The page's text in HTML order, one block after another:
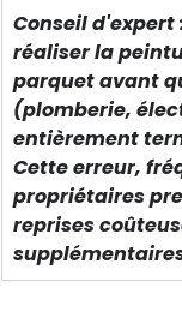
Conseil d'expert
réaliser la
parquet avant
(plomberie,
entièrement
Cette erreur,
propriétaires
reprises